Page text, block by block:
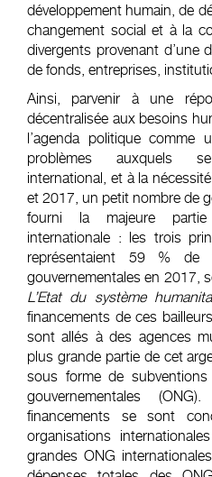
développement humain, de
changement social et à la
divergents provenant d’une
de fonds, entreprises,
Ainsi, parvenir à une
décentralisée aux besoins
l’agenda politique comme
problèmes auxquels
international, et à la
et 2017, un petit nombre de
fourni la majeure
internationale : les trois
représentaient 59 % de
gouvernementales en 2017,
L’Etat du système
financements de ces
sont allés à des agences
plus grande partie de cet
sous forme de
gouvernementales
financements se sont
organisations
grandes ONG